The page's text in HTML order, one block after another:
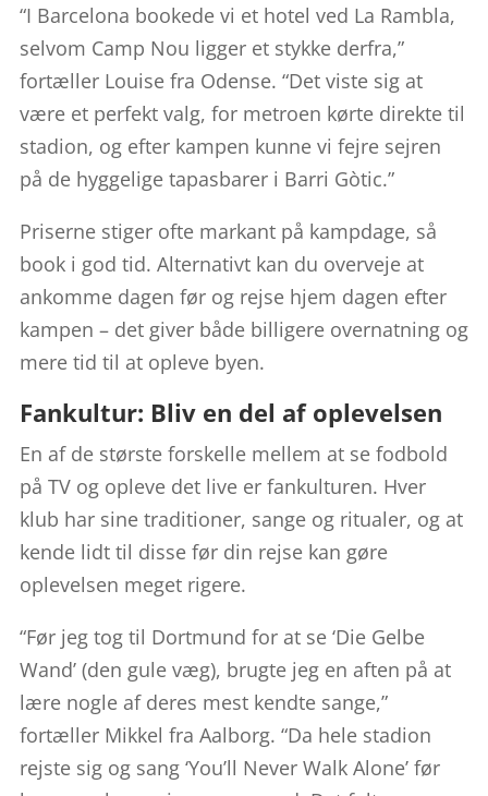
“I Barcelona bookede vi et hotel ved La Rambla,
selvom Camp Nou ligger et stykke derfra,”
fortæller Louise fra Odense. “Det viste sig at
være et perfekt valg, for metroen kørte direkte til
stadion, og efter kampen kunne vi fejre sejren
på de hyggelige tapasbarer i Barri Gòtic.”
Priserne stiger ofte markant på kampdage, så
book i god tid. Alternativt kan du overveje at
ankomme dagen før og rejse hjem dagen efter
kampen – det giver både billigere overnatning og
mere tid til at opleve byen.
Fankultur: Bliv en del af oplevelsen
En af de største forskelle mellem at se fodbold
på TV og opleve det live er fankulturen. Hver
klub har sine traditioner, sange og ritualer, og at
kende lidt til disse før din rejse kan gøre
oplevelsen meget rigere.
“Før jeg tog til Dortmund for at se ‘Die Gelbe
Wand’ (den gule væg), brugte jeg en aften på at
lære nogle af deres mest kendte sange,”
fortæller Mikkel fra Aalborg. “Da hele stadion
rejste sig og sang ‘You’ll Never Walk Alone’ før